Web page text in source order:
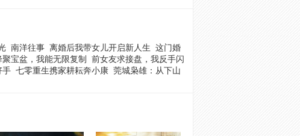
南洋往事 离婚后我带女儿开启新人生 这门婚
聚宝盆，我能无限复制 前女友求接盘，我反手闪
手 七零重生携家耕耘奔小康 莞城枭雄：从下山